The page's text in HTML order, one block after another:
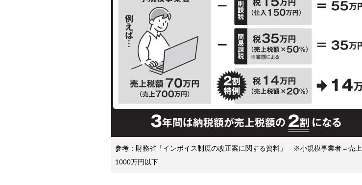
参考：財務省「インボイス制度の改正案に関する資料」 ※小規模事業者＝売上
1000万円以下